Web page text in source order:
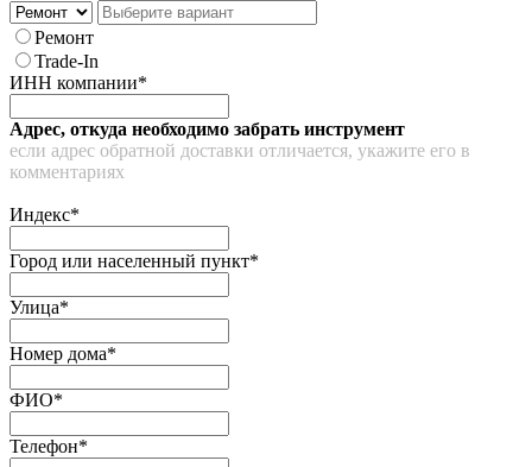
Ремонт
Trade-In
ИНН компании*
Адрес, откуда необходимо забрать инструмент
если адрес обратной доставки отличается, укажите его в
комментариях
Индекс*
Город или населенный пункт*
Улица*
Номер дома*
ФИО*
Телефон*